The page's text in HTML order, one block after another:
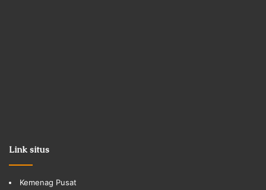
Link situs
Kemenag Pusat